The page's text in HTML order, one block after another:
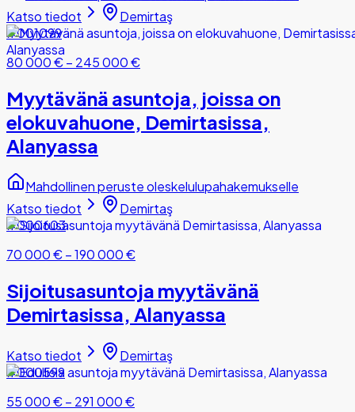
Katso tiedot
Demirtaş
#001099
80 000 €– 245 000 €
Myytävänä asuntoja, joissa on
elokuvahuone, Demirtasissa,
Alanyassa
Mahdollinen peruste oleskelulupahakemukselle
Katso tiedot
Demirtaş
#000603
70 000 €–190 000 €
Sijoitusasuntoja myytävänä
Demirtasissa, Alanyassa
Katso tiedot
Demirtaş
#000599
55 000 €– 291 000 €